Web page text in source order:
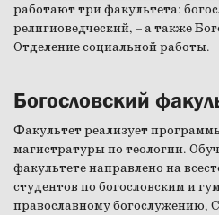
работают три факультета:
религиоведческий, – а также
Отделение социальной работы.
Богословский
Факультет реализует
магистратуры по теологии.
факультете направлено на
студентов по богословским и
православному богослужению,